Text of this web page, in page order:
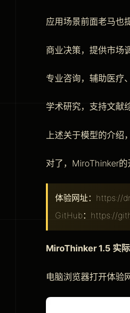
应用场景前面老马也
商业决策，提供市场
专业咨询，辅助医疗
学术研究，支持文献
上述关于模型的介
对了，MiroThinker
体验网址：https://
GitHub：https://
MiroThinker 1.5 实
电脑浏览器打开体验